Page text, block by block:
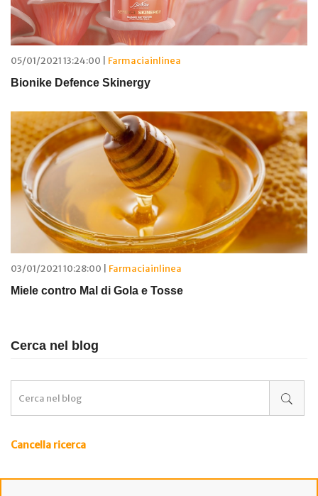
Cerca nel blog
Cancella ricerca
05/01/2021 13:24:00 | Farmaciainlinea
Bionike Defence Skinergy
03/01/2021 10:28:00 | Farmaciainlinea
Miele contro Mal di Gola e Tosse